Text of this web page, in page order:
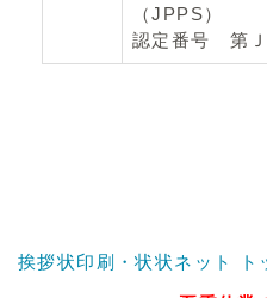
（JPPS）
認定番号 第
挨拶状印刷・状状ネット ト